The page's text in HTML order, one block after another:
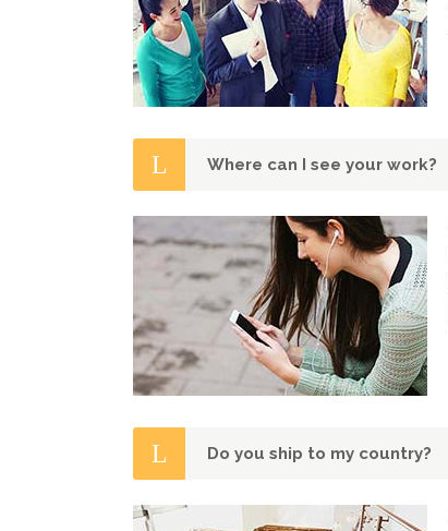
Where can I see your work?
Do you ship to my country?